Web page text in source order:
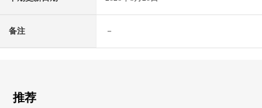
备注 －
推荐